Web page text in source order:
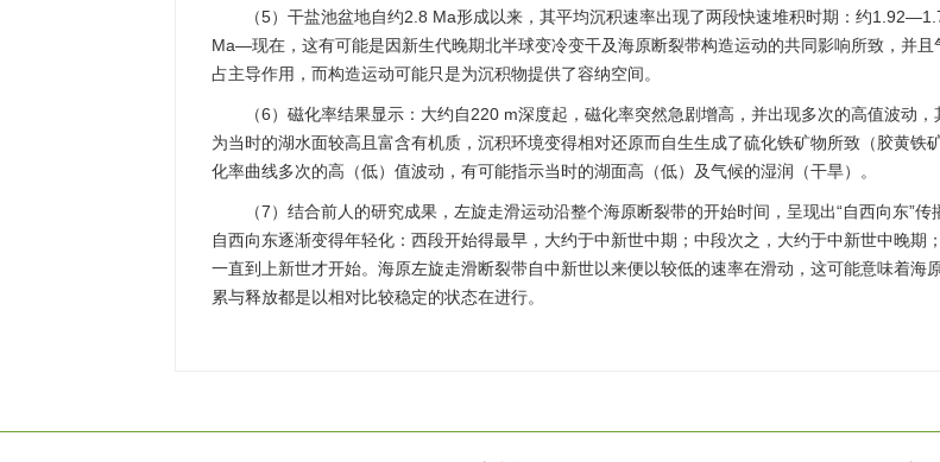
（5）干盐池盆地自约2.8 Ma形成以来，其平均沉积速率出现了两段快速堆积时期：约
Ma—现在，这有可能是因新生代晚期北半球变冷变干及海原断裂带构造运动的共同影响所致，并且
占主导作用，而构造运动可能只是为沉积物提供了容纳空间。
（6）磁化率结果显示：大约自220 m深度起，磁化率突然急剧增高，并出现多次的高值波动，
为当时的湖水面较高且富含有机质，沉积环境变得相对还原而自生生成了硫化铁矿物所致（胶黄铁
化率曲线多次的高（低）值波动，有可能指示当时的湖面高（低）及气候的湿润（干旱）。
（7）结合前人的研究成果，左旋走滑运动沿整个海原断裂带的开始时间，呈现出“自西向东”传
自西向东逐渐变得年轻化：西段开始得最早，大约于中新世中期；中段次之，大约于中新世中晚期
一直到上新世才开始。海原左旋走滑断裂带自中新世以来便以较低的速率在滑动，这可能意味着海
累与释放都是以相对比较稳定的状态在进行。